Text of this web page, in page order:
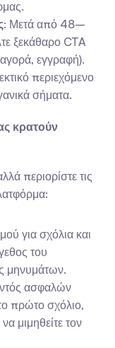
: Μετά από 48–
ξεκάθαρο CTA
εγγραφή).
περιεχόμενο
σήματα.
κρατούν
περιορίστε τις
για σχόλια και
του
μηνυμάτων.
ασφαλών
πρώτο σχόλιο,
μιμηθείτε τον